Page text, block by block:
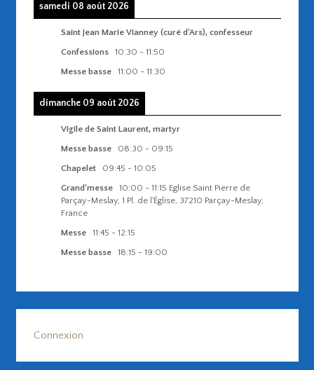
samedi 08 août 2026
Saint Jean Marie Vianney (curé d'Ars), confesseur
Confessions
10:30 - 11:50
Messe basse
11:00 - 11:30
dimanche 09 août 2026
Vigile de Saint Laurent, martyr
Messe basse
08:30 - 09:15
Chapelet
09:45 - 10:05
Grand'messe
10:00 - 11:15 Eglise Saint Pierre de
Parçay-Meslay, 1 Pl. de l'Église, 37210 Parçay-Meslay,
France
Messe
11:45 - 12:15
Messe basse
18:15 - 19:00
Connexion